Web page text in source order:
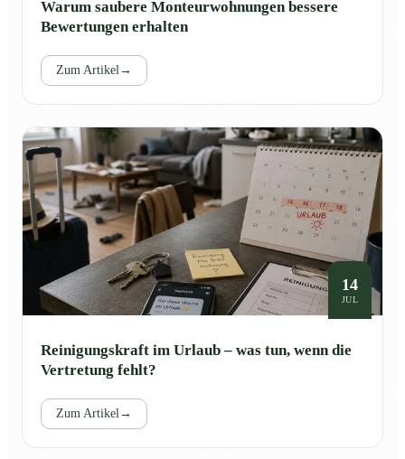
Warum saubere Monteurwohnungen bessere
Bewertungen erhalten
Zum Artikel→
14
JUL
Reinigungskraft im Urlaub – was tun, wenn die
Vertretung fehlt?
Zum Artikel→